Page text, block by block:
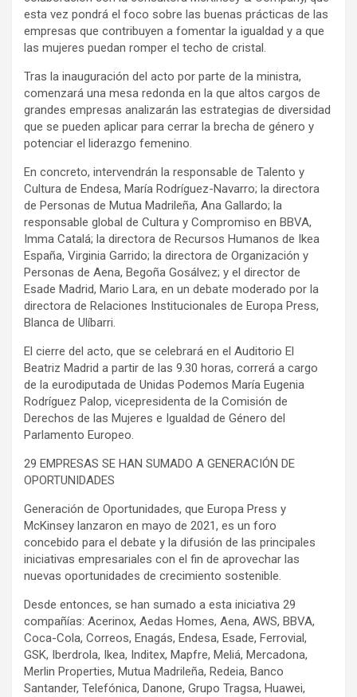
esta vez pondrá el foco sobre las buenas prácticas de las
empresas que contribuyen a fomentar la igualdad y a que
las mujeres puedan romper el techo de cristal.
Tras la inauguración del acto por parte de la ministra,
comenzará una mesa redonda en la que altos cargos de
grandes empresas analizarán las estrategias de diversidad
que se pueden aplicar para cerrar la brecha de género y
potenciar el liderazgo femenino.
En concreto, intervendrán la responsable de Talento y
Cultura de Endesa, María Rodríguez-Navarro; la directora
de Personas de Mutua Madrileña, Ana Gallardo; la
responsable global de Cultura y Compromiso en BBVA,
Imma Catalá; la directora de Recursos Humanos de Ikea
España, Virginia Garrido; la directora de Organización y
Personas de Aena, Begoña Gosálvez; y el director de
Esade Madrid, Mario Lara, en un debate moderado por la
directora de Relaciones Institucionales de Europa Press,
Blanca de Ulíbarri.
El cierre del acto, que se celebrará en el Auditorio El
Beatriz Madrid a partir de las 9.30 horas, correrá a cargo
de la eurodiputada de Unidas Podemos María Eugenia
Rodríguez Palop, vicepresidenta de la Comisión de
Derechos de las Mujeres e Igualdad de Género del
Parlamento Europeo.
29 EMPRESAS SE HAN SUMADO A GENERACIÓN DE
OPORTUNIDADES
Generación de Oportunidades, que Europa Press y
McKinsey lanzaron en mayo de 2021, es un foro
concebido para el debate y la difusión de las principales
iniciativas empresariales con el fin de aprovechar las
nuevas oportunidades de crecimiento sostenible.
Desde entonces, se han sumado a esta iniciativa 29
compañías: Acerinox, Aedas Homes, Aena, AWS, BBVA,
Coca-Cola, Correos, Enagás, Endesa, Esade, Ferrovial,
GSK, Iberdrola, Ikea, Inditex, Mapfre, Meliá, Mercadona,
Merlin Properties, Mutua Madrileña, Redeia, Banco
Santander, Telefónica, Danone, Grupo Tragsa, Huawei,